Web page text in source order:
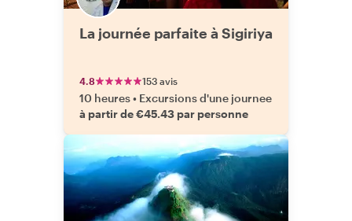
La journée parfaite à Sigiriya
4.8 153 avis
10 heures• Excursions d'une journee
à partir de €45.43 par personne